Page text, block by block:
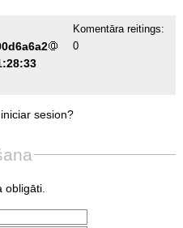
Komentāra reitings:
0
iniciar sesion?
obligāti.